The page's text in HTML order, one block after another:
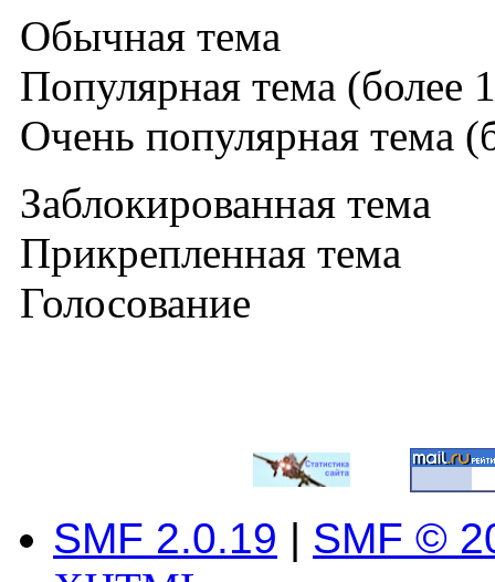
Обычная тема
Популярная тема (более
Очень популярная тема
Заблокированная тема
Прикрепленная тема
Голосование
SMF 2.0.19 | SMF ©